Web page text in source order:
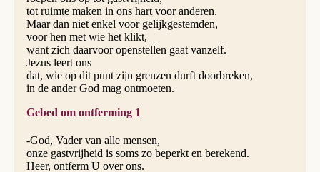
tot ruimte maken in ons hart voor anderen.
Maar dan niet enkel voor gelijkgestemden,
voor hen met wie het klikt,
want zich daarvoor openstellen gaat vanzelf.
Jezus leert ons
dat, wie op dit punt zijn grenzen durft doorbreken,
in de ander God mag ontmoeten.
Gebed om ontferming 1
-God, Vader van alle mensen,
onze gastvrijheid is soms zo beperkt en berekend.
Heer, ontferm U over ons.